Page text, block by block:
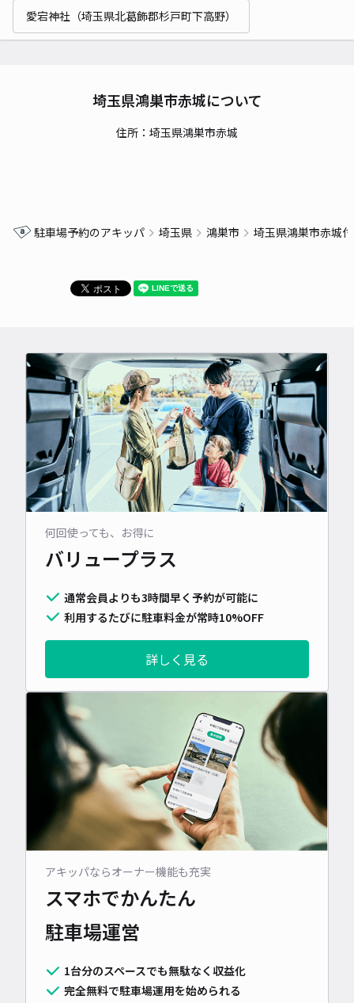
愛宕神社（埼玉県北葛飾郡杉戸町下高野）
埼玉県鴻巣市赤城について
住所：埼玉県鴻巣市赤城
駐車場予約のアキッパ 埼玉県 鴻巣市 埼玉県鴻巣市赤城
何回使っても、お得に
バリュープラス
通常会員よりも3時間早く予約が可能に
利用するたびに駐車料金が常時10%OFF
詳しく見る
アキッパならオーナー機能も充実
スマホでかんたん
駐車場運営
1台分のスペースでも無駄なく収益化
完全無料で駐車場運用を始められる